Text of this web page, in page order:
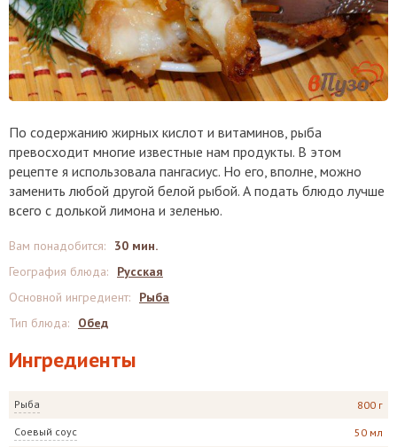
По содержанию жирных кислот и витаминов, рыба
превосходит многие известные нам продукты. В этом
рецепте я использовала пангасиус. Но его, вполне, можно
заменить любой другой белой рыбой. А подать блюдо лучше
всего с долькой лимона и зеленью.
Ингредиенты
Рыба 800 г
Соевый соус 50 мл
Вам понадобится:
30 мин.
География блюда:
Русская
Основной ингредиент:
Рыба
Тип блюда: Обед